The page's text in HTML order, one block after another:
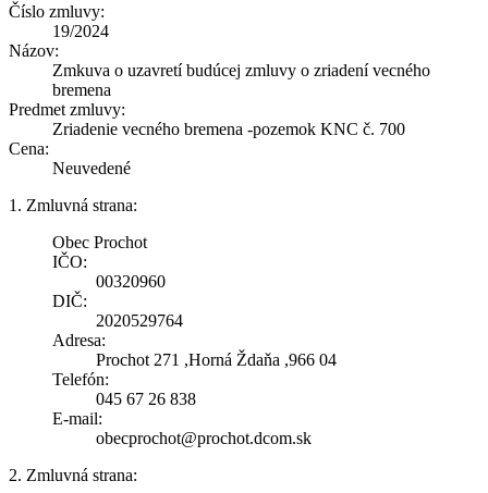
Číslo zmluvy:
19/2024
Názov:
Zmkuva o uzavretí budúcej zmluvy o zriadení vecného
bremena
Predmet zmluvy:
Zriadenie vecného bremena -pozemok KNC č. 700
Cena:
Neuvedené
1. Zmluvná strana:
Obec Prochot
IČO:
00320960
DIČ:
2020529764
Adresa:
Prochot 271 ,Horná Ždaňa ,966 04
Telefón:
045 67 26 838
E-mail:
obecprochot@prochot.dcom.sk
2. Zmluvná strana: